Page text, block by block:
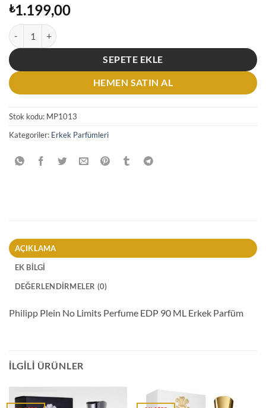
₺1.199,00
Philipp Plein No Limits Perfume EDP 90 ML Erkek Parfüm adet
SEPETE EKLE
HEMEN SATIN AL
Stok kodu: MP1013
Kategoriler: Erkek Parfümleri
AÇIKLAMA
EK BILGI
DEĞERLENDIRMELER (0)
Philipp Plein No Limits Perfume EDP 90 ML Erkek Parfüm
İLGILI ÜRÜNLER